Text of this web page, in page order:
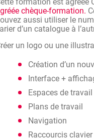
chèque-formation.
aussi utiliser le
d’un catalogue à
un logo ou une
Création d’un
Interface +
Espaces de travail
Plans de travail
Navigation
Raccourcis clavier